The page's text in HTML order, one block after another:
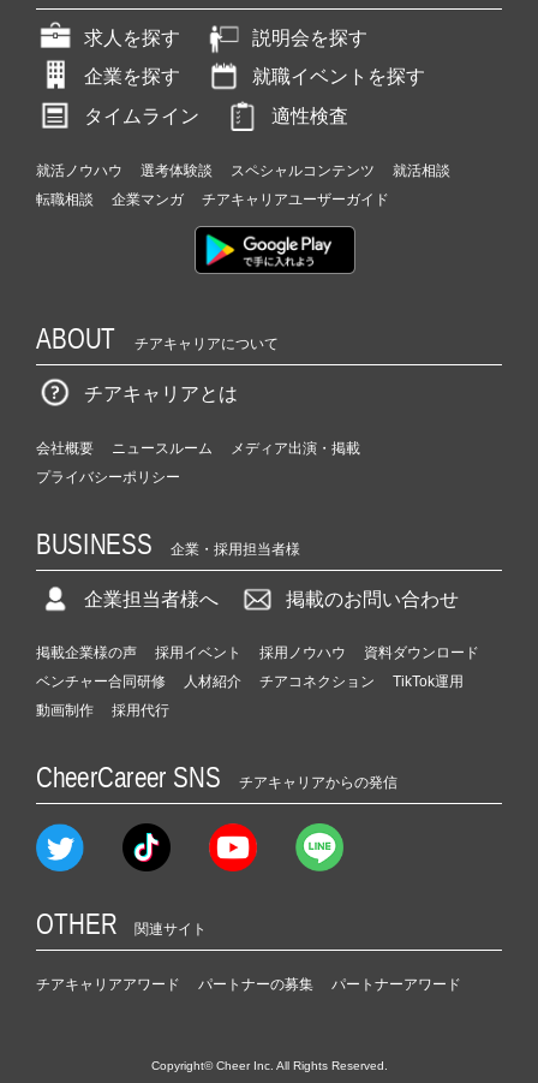
求人を探す
説明会を探す
企業を探す
就職イベントを探す
タイムライン
適性検査
就活ノウハウ 選考体験談 スペシャルコンテンツ
就活相談
転職相談
企業マンガ チアキャリアユーザーガイド
ABOUT チアキャリアについて
チアキャリアとは
会社概要 ニュースルーム
メディア出演・掲載
プライバシーポリシー
BUSINESS 企業・採用担当者様
企業担当者様へ 掲載のお問い合わせ
掲載企業様の声 採用イベント 採用ノウハウ
資料ダウンロード
ベンチャー合同研修
人材紹介 チアコネクション
TikTok運用
動画制作
採用代行
CheerCareer SNS チアキャリアからの発信
OTHER 関連サイト
チアキャリアアワード パートナーの募集 パートナーアワード
Copyright© Cheer Inc. All Rights Reserved.